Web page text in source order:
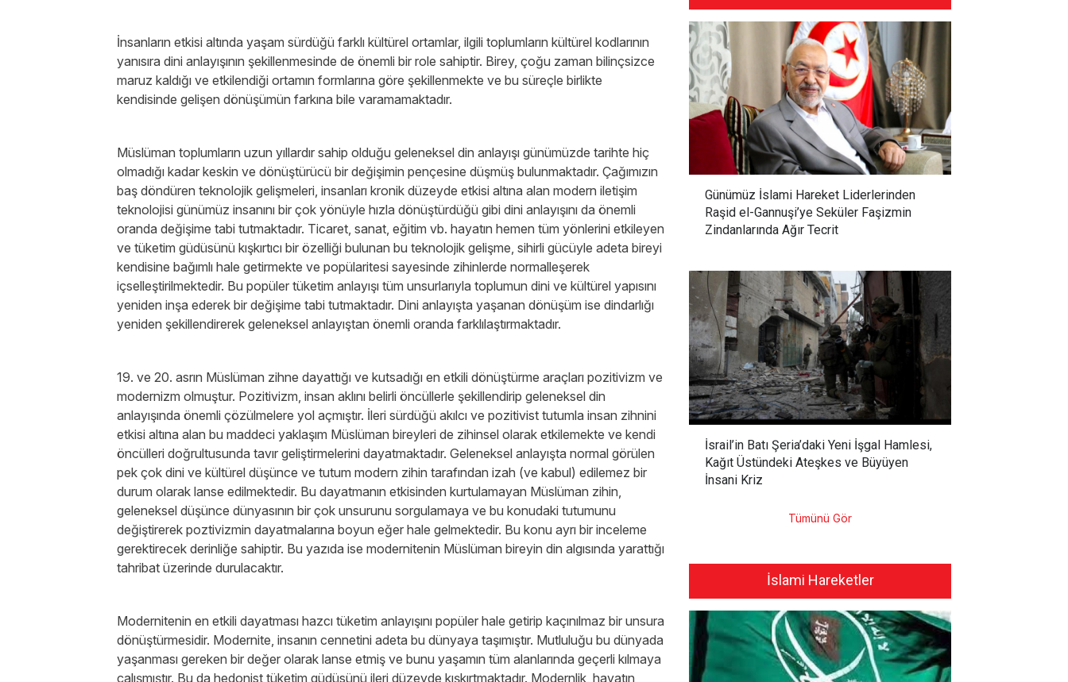
İnsanların etkisi altında yaşam sürdüğü farklı kültürel ortamlar, ilgili toplumların kültürel kodlarının
yanısıra dini anlayışının şekillenmesinde de önemli bir role sahiptir. Birey, çoğu zaman bilinçsizce
maruz kaldığı ve etkilendiği ortamın formlarına göre şekillenmekte ve bu süreçle birlikte
kendisinde gelişen dönüşümün farkına bile varamamaktadır.
Müslüman toplumların uzun yıllardır sahip olduğu geleneksel din anlayışı günümüzde tarihte hiç
olmadığı kadar keskin ve dönüştürücü bir değişimin pençesine düşmüş bulunmaktadır. Çağımızın
baş döndüren teknolojik gelişmeleri, insanları kronik düzeyde etkisi altına alan modern iletişim
teknolojisi günümüz insanını bir çok yönüyle hızla dönüştürdüğü gibi dini anlayışını da önemli
oranda değişime tabi tutmaktadır. Ticaret, sanat, eğitim vb. hayatın hemen tüm yönlerini etkileyen
ve tüketim güdüsünü kışkırtıcı bir özelliği bulunan bu teknolojik gelişme, sihirli gücüyle adeta bireyi
kendisine bağımlı hale getirmekte ve popülaritesi sayesinde zihinlerde normalleşerek
içselleştirilmektedir. Bu popüler tüketim anlayışı tüm unsurlarıyla toplumun dini ve kültürel yapısını
yeniden inşa ederek bir değişime tabi tutmaktadır. Dini anlayışta yaşanan dönüşüm ise dindarlığı
yeniden şekillendirerek geleneksel anlayıştan önemli oranda farklılaştırmaktadır.
19. ve 20. asrın Müslüman zihne dayattığı ve kutsadığı en etkili dönüştürme araçları pozitivizm ve
modernizm olmuştur. Pozitivizm, insan aklını belirli öncüllerle şekillendirip geleneksel din
anlayışında önemli çözülmelere yol açmıştır. İleri sürdüğü akılcı ve pozitivist tutumla insan zihnini
etkisi altına alan bu maddeci yaklaşım Müslüman bireyleri de zihinsel olarak etkilemekte ve kendi
öncülleri doğrultusunda tavır geliştirmelerini dayatmaktadır. Geleneksel anlayışta normal görülen
pek çok dini ve kültürel düşünce ve tutum modern zihin tarafından izah (ve kabul) edilemez bir
durum olarak lanse edilmektedir. Bu dayatmanın etkisinden kurtulamayan Müslüman zihin,
geleneksel düşünce dünyasının bir çok unsurunu sorgulamaya ve bu konudaki tutumunu
değiştirerek poztivizmin dayatmalarına boyun eğer hale gelmektedir. Bu konu ayrı bir inceleme
gerektirecek derinliğe sahiptir. Bu yazıda ise modernitenin Müslüman bireyin din algısında yarattığı
tahribat üzerinde durulacaktır.
Modernitenin en etkili dayatması hazcı tüketim anlayışını popüler hale getirip kaçınılmaz bir unsura
dönüştürmesidir. Modernite, insanın cennetini adeta bu dünyaya taşımıştır. Mutluluğu bu dünyada
yaşanması gereken bir değer olarak lanse etmiş ve bunu yaşamın tüm alanlarında geçerli kılmaya
çalışmıştır. Bu da hedonist tüketim güdüsünü ileri düzeyde kışkırtmaktadır. Modernlik, hayatın
Günümüz İslami Hareket Liderlerinden
Raşid el-Gannuşi’ye Seküler Faşizmin
Zindanlarında Ağır Tecrit
İsrail’in Batı Şeria’daki Yeni İşgal Hamlesi,
Kağıt Üstündeki Ateşkes ve Büyüyen
İnsani Kriz
Tümünü Gör
İslami Hareketler